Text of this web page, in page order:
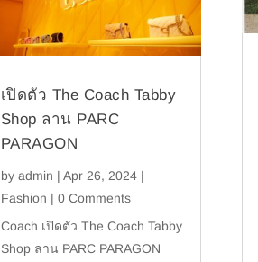
เปิดตัว The Coach Tabby
Shop ลาน PARC
PARAGON
by admin | Apr 26, 2024|
Fashion | 0 Comments
Coach เปิดตัว The Coach Tabby
Shop ลาน PARC PARAGON